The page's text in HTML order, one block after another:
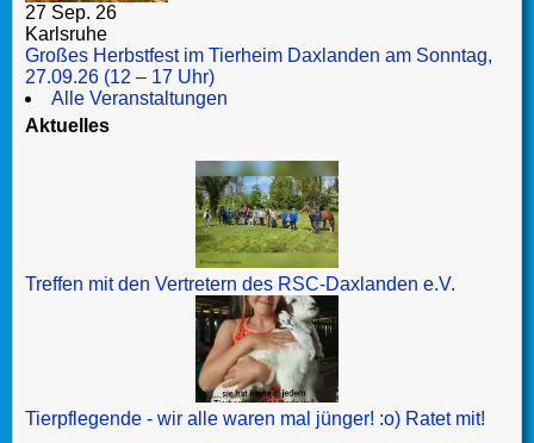
27 Sep. 26
Karlsruhe
Großes Herbstfest im Tierheim Daxlanden am Sonntag,
27.09.26 (12 – 17 Uhr)
Alle Veranstaltungen
Aktuelles
Treffen mit den Vertretern des RSC-Daxlanden e.V.
Tierpflegende - wir alle waren mal jünger! :o) Ratet mit!